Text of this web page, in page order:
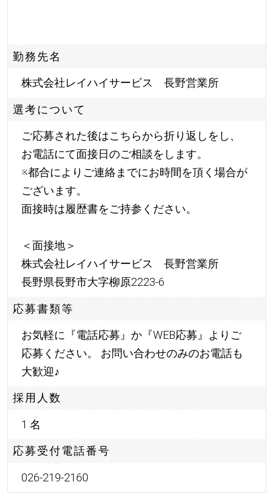
勤務先名
株式会社レイハイサービス 長野営業所
選考について
ご応募された後はこちらから折り返しをし、
お電話にて面接日のご相談をします。
※都合によりご連絡までにお時間を頂く場合が
ございます。
面接時は履歴書をご持参ください。
＜面接地＞
株式会社レイハイサービス 長野営業所
長野県長野市大字柳原2223-6
応募書類等
お気軽に『電話応募』か『WEB応募』よりご
応募ください。 お問い合わせのみのお電話も
大歓迎♪
採用人数
1 名
応募受付電話番号
026-219-2160